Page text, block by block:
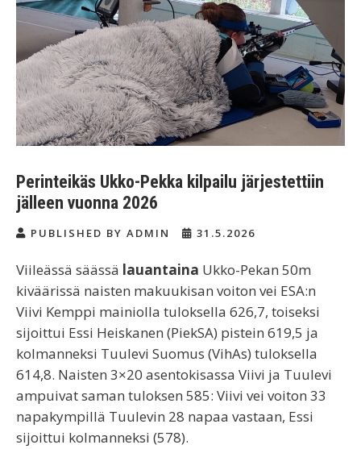
Perinteikäs Ukko-Pekka kilpailu järjestettiin
jälleen vuonna 2026
PUBLISHED BY ADMIN 31.5.2026
Viileässä säässä lauantaina Ukko-Pekan 50m
kiväärissä naisten makuukisan voiton vei ESA:n
Viivi Kemppi mainiolla tuloksella 626,7, toiseksi
sijoittui Essi Heiskanen (PiekSA) pistein 619,5 ja
kolmanneksi Tuulevi Suomus (VihAs) tuloksella
614,8. Naisten 3×20 asentokisassa Viivi ja Tuulevi
ampuivat saman tuloksen 585: Viivi vei voiton 33
napakympillä Tuulevin 28 napaa vastaan, Essi
sijoittui kolmanneksi (578).